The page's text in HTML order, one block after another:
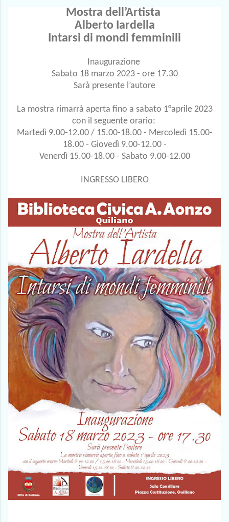
Mostra dell’Artista
Alberto Iardella
Intarsi di mondi femminili
Inaugurazione
Sabato 18 marzo 2023 - ore 17.30
Sarà presente l’autore
La mostra rimarrà aperta fino a sabato 1°aprile 2023
con il seguente orario:
Martedì 9.00-12.00 / 15.00-18.00 - Mercoledì 15.00-
18.00 - Giovedì 9.00-12.00 -
Venerdì 15.00-18.00 - Sabato 9.00-12.00
INGRESSO LIBERO